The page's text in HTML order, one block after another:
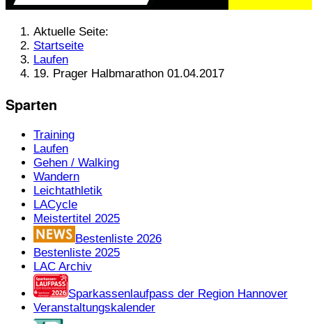
Aktuelle Seite:
Startseite
Laufen
19. Prager Halbmarathon 01.04.2017
Sparten
Training
Laufen
Gehen / Walking
Wandern
Leichtathletik
LACycle
Meistertitel 2025
Bestenliste 2026
Bestenliste 2025
LAC Archiv
Sparkassenlaufpass der Region Hannover
Veranstaltungskalender